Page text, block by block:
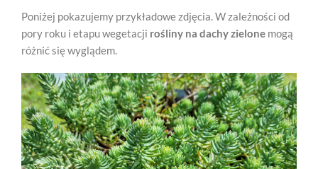
Poniżej pokazujemy przykładowe zdjęcia. W zależności od
pory roku i etapu wegetacji rośliny na dachy zielone mogą
różnić się wyglądem.